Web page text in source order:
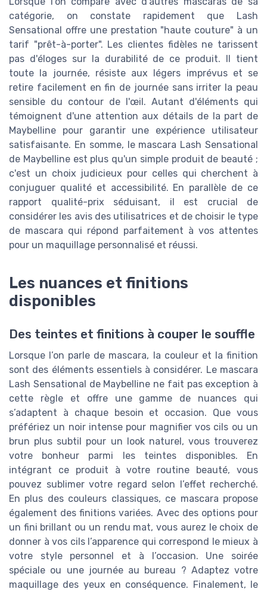
catégorie, on constate rapidement que Lash
Sensational offre une prestation "haute couture" à un
tarif "prêt-à-porter". Les clientes fidèles ne tarissent
pas d'éloges sur la durabilité de ce produit. Il tient
toute la journée, résiste aux légers imprévus et se
retire facilement en fin de journée sans irriter la peau
sensible du contour de l'œil. Autant d'éléments qui
témoignent d'une attention aux détails de la part de
Maybelline pour garantir une expérience utilisateur
satisfaisante. En somme, le mascara Lash Sensational
de Maybelline est plus qu'un simple produit de beauté ;
c'est un choix judicieux pour celles qui cherchent à
conjuguer qualité et accessibilité. En parallèle de ce
rapport qualité-prix séduisant, il est crucial de
considérer les avis des utilisatrices et de choisir le type
de mascara qui répond parfaitement à vos attentes
pour un maquillage personnalisé et réussi.
Les nuances et finitions
disponibles
Des teintes et finitions à couper le souffle
Lorsque l’on parle de mascara, la couleur et la finition
sont des éléments essentiels à considérer. Le mascara
Lash Sensational de Maybelline ne fait pas exception à
cette règle et offre une gamme de nuances qui
s’adaptent à chaque besoin et occasion. Que vous
préfériez un noir intense pour magnifier vos cils ou un
brun plus subtil pour un look naturel, vous trouverez
votre bonheur parmi les teintes disponibles. En
intégrant ce produit à votre routine beauté, vous
pouvez sublimer votre regard selon l’effet recherché.
En plus des couleurs classiques, ce mascara propose
également des finitions variées. Avec des options pour
un fini brillant ou un rendu mat, vous aurez le choix de
donner à vos cils l’apparence qui correspond le mieux à
votre style personnel et à l’occasion. Une soirée
spéciale ou une journée au bureau ? Adaptez votre
maquillage des yeux en conséquence. Finalement, le